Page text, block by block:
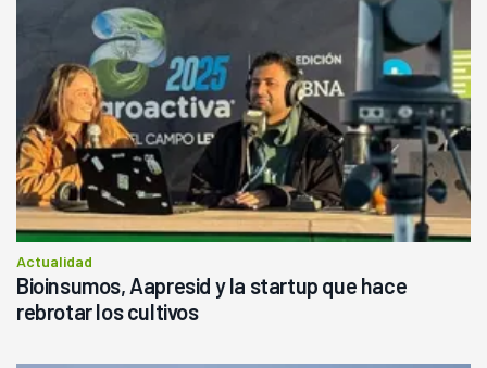
Actualidad
Bioinsumos, Aapresid y la startup que hace
rebrotar los cultivos